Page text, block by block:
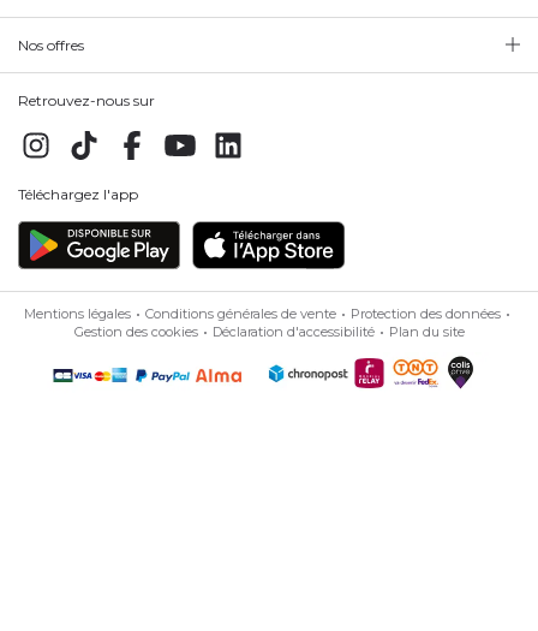
Nos offres
Retrouvez-nous sur
Téléchargez l'app
Mentions légales Conditions générales de vente
Protection des données
Gestion des cookies
Déclaration d'accessibilité Plan du site